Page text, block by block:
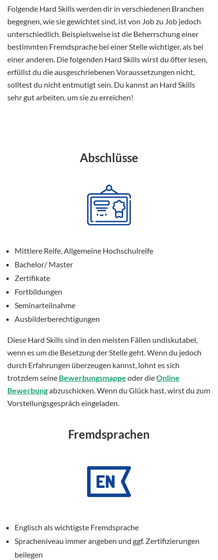
Folgende Hard Skills werden dir in verschiedenen Branchen
begegnen, wie sie gewichtet sind, ist von Job zu Job jedoch
unterschiedlich. Beispielsweise ist die Beherrschung einer
bestimmten Fremdsprache bei einer Stelle wichtiger, als bei
einer anderen. Die folgenden Hard Skills wirst du öfter lesen,
erfüllst du die ausgeschriebenen Voraussetzungen nicht,
solltest du nicht entmutigt sein. Du kannst an Hard Skills
sehr gut arbeiten, um sie zu erreichen!
Abschlüsse
Mittlere Reife, Allgemeine Hochschulreife
Bachelor/ Master
Zertifikate
Fortbildungen
Seminarteilnahme
Ausbilderberechtigungen
Diese Hard Skills sind in den meisten Fällen undiskutabel,
wenn es um die Besetzung der Stelle geht. Wenn du jedoch
durch Erfahrungen überzeugen kannst, lohnt es sich
trotzdem seine Bewerbungsmappe oder dieOnline
Bewerbungabzuschicken. Wenn du Glück hast, wirst du zum
Vorstellungsgespräch eingeladen.
Fremdsprachen
Englisch als wichtigste Fremdsprache
Spracheniveau immer angeben und ggf. Zertifizierungen
beilegen